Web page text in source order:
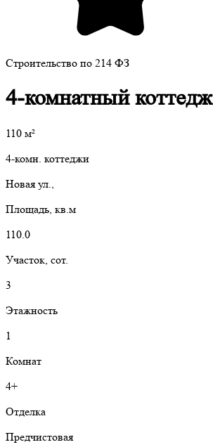
Строительство по 214 ФЗ
4-комнатный коттедж
110 м²
4-комн. коттеджи
Новая ул.,
Площадь, кв.м
110.0
Участок, сот.
3
Этажность
1
Комнат
4+
Отделка
Предчистовая